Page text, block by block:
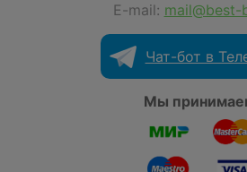
E-mail: mail@best-
Чат-бот в
Мы